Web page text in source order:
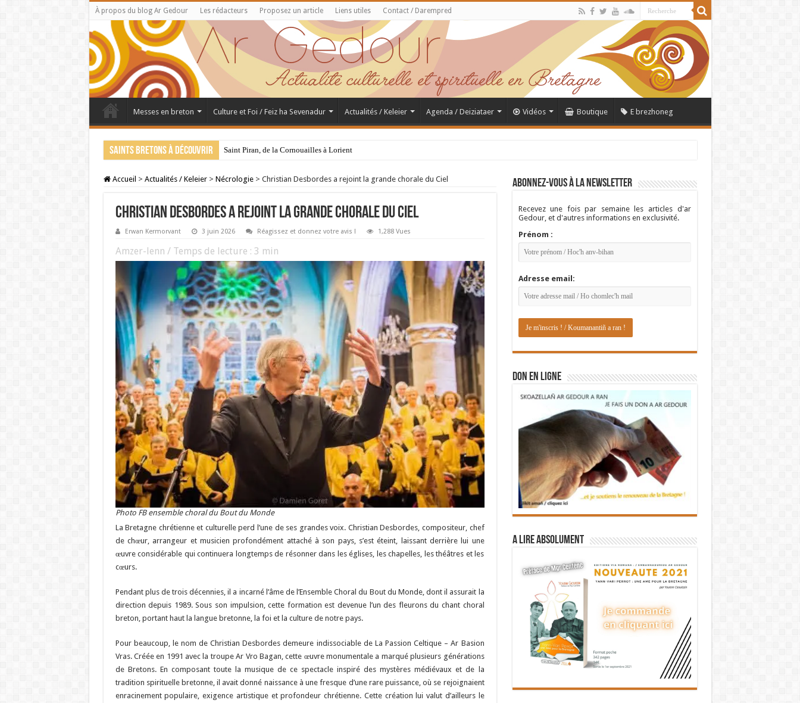
À propos du blog Ar Gedour Les rédacteurs Proposez un article Liens utiles Contact / Darempred
Messes en breton Culture et Foi / Feiz ha Sevenadur Actualités / Keleier Agenda / Deiziataer Vidéos Boutique E brezhoneg
Saints bretons à découvrir Saint Piran, de la Cornouailles à Lorient
Accueil > Actualités / Keleier > Nécrologie > Christian Desbordes a rejoint la grande chorale du Ciel
Christian Desbordes a rejoint la grande chorale du Ciel
Erwan Kermorvant 3 juin 2026 Réagissez et donnez votre avis ! 1,288 Vues
Amzer-lenn / Temps de lecture : 3 min
Photo FB ensemble choral du Bout du Monde
La Bretagne chrétienne et culturelle perd l’une de ses grandes voix. Christian Desbordes, compositeur, chef
de chœur, arrangeur et musicien profondément attaché à son pays, s’est éteint, laissant derrière lui une
œuvre considérable qui continuera longtemps de résonner dans les églises, les chapelles, les théâtres et les
cœurs.
Pendant plus de trois décennies, il a incarné l’âme de l’Ensemble Choral du Bout du Monde, dont il assurait la
direction depuis 1989. Sous son impulsion, cette formation est devenue l’un des fleurons du chant choral
breton, portant haut la langue bretonne, la foi et la culture de notre pays.
Pour beaucoup, le nom de Christian Desbordes demeure indissociable de La Passion Celtique – Ar Basion
Vras. Créée en 1991 avec la troupe Ar Vro Bagan, cette œuvre monumentale a marqué plusieurs générations
de Bretons. En composant toute la musique de ce spectacle inspiré des mystères médiévaux et de la
tradition spirituelle bretonne, il avait donné naissance à une fresque d’une rare puissance, où se rejoignaient
enracinement populaire, exigence artistique et profondeur chrétienne. Cette création lui valut d’ailleurs le
Abonnez-vous à la newsletter
Recevez une fois par semaine les articles d'ar
Gedour, et d'autres informations en exclusivité.
Prénom :
Adresse email:
DON EN LIGNE
A lire absolument